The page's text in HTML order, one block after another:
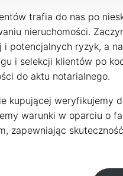
trafia do nas po
nieruchomości.
i potencjalnych ryzyk, a
i selekcji klientów po
do aktu notarialnego.
kupującej weryfikujemy
warunki w oparciu o
zapewniając